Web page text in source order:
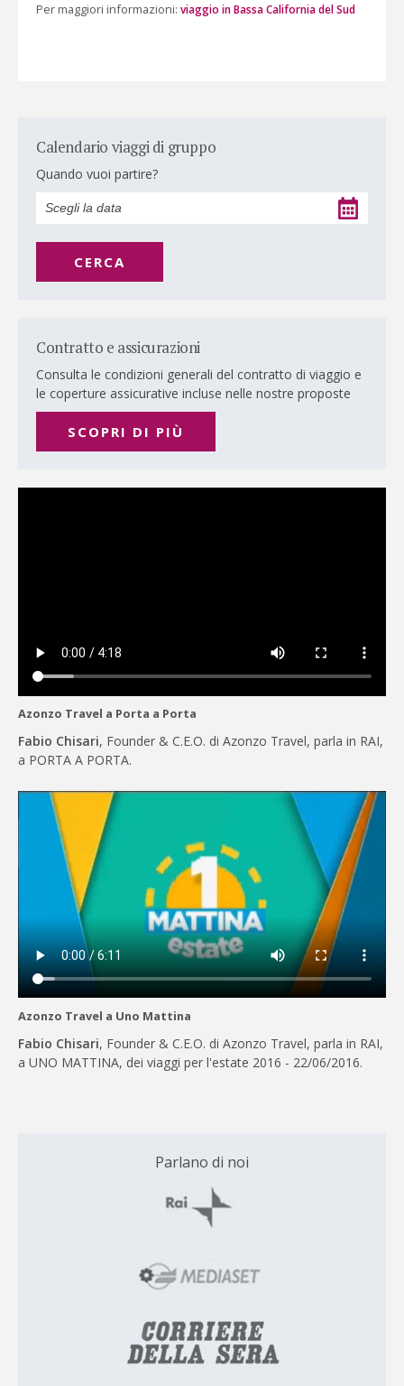
Per maggiori informazioni: viaggio in Bassa California del Sud
Calendario viaggi di gruppo
Quando vuoi partire?
CERCA
Contratto e assicurazioni
Consulta le condizioni generali del contratto di viaggio e
le coperture assicurative incluse nelle nostre proposte
SCOPRI DI PIÙ
Azonzo Travel a Porta a Porta
Fabio Chisari, Founder & C.E.O. di Azonzo Travel, parla in RAI,
a PORTA A PORTA.
Azonzo Travel a Uno Mattina
Fabio Chisari, Founder & C.E.O. di Azonzo Travel, parla in RAI,
a UNO MATTINA, dei viaggi per l'estate 2016 - 22/06/2016.
Parlano di noi